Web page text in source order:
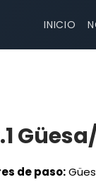
INICIO
de paso: